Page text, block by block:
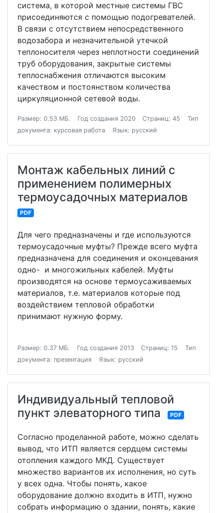
система, в которой местные системы ГВС
присоединяются с помощью подогревателей.
В связи с отсутствием непосредственного
водозабора и незначительной утечкой
теплоносителя через неплотности соединений
труб оборудования, закрытые системы
теплоснабжения отличаются высоким
качеством и постоянством количества
циркуляционной сетевой воды.
Размер: 0.53 МБ. Год создания 2020 Страниц: 45
Тип
документа: курсовая работа
Язык: русский
Монтаж кабельных линий с
применением полимерных
термоусадочных материалов
PDF
Для чего предназначены и где используются
термоусадочные муфты? Прежде всего муфта
предназначена для соединения и оконцевания
одно- и многожильных кабелей. Муфты
производятся на основе термоусаживаемых
материалов, т.е. материалов которые под
воздействием тепловой обработки
принимают нужную форму.
Размер: 0.37 МБ. Год создания 2013 Страниц: 15
Тип
документа: презентация
Язык: русский
Индивидуальный тепловой
пункт элеваторного типа
PDF
Согласно проделанной работе, можно сделать
вывод, что ИТП является сердцем системы
отопления каждого МКД. Существует
множество вариантов их исполнения, но суть
у всех одна. Чтобы понять, какое
оборудование должно входить в ИТП, нужно
собрать информацию о здании, понять, какие